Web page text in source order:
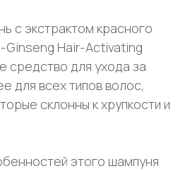
с экстрактом красного
Ginseng Hair-Activating
средство для ухода за
для всех типов волос,
склонны к хрупкости и
этого шампуня